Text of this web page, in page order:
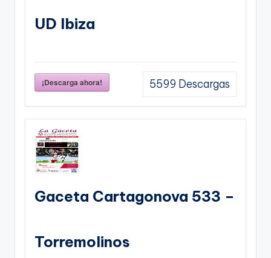
UD Ibiza
¡Descarga ahora! 5599 Descargas
Gaceta Cartagonova 533 –
Torremolinos